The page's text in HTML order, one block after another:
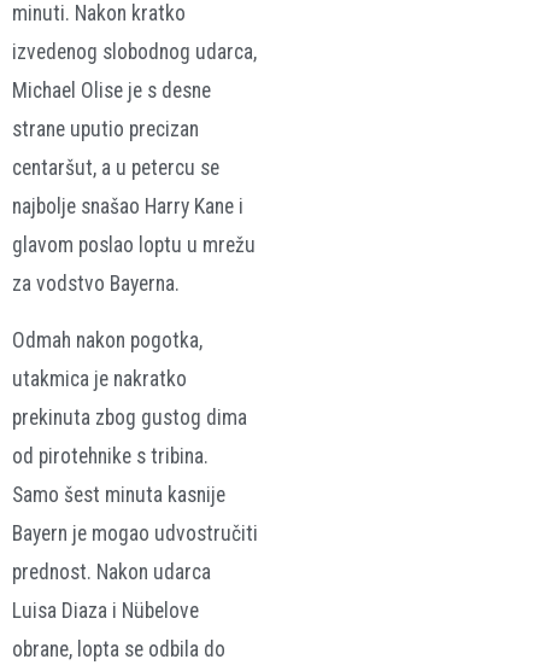
minuti. Nakon kratko
izvedenog slobodnog udarca,
Michael Olise je s desne
strane uputio precizan
centaršut, a u petercu se
najbolje snašao Harry Kane i
glavom poslao loptu u mrežu
za vodstvo Bayerna.
Odmah nakon pogotka,
utakmica je nakratko
prekinuta zbog gustog dima
od pirotehnike s tribina.
Samo šest minuta kasnije
Bayern je mogao udvostručiti
prednost. Nakon udarca
Luisa Diaza i Nübelove
obrane, lopta se odbila do